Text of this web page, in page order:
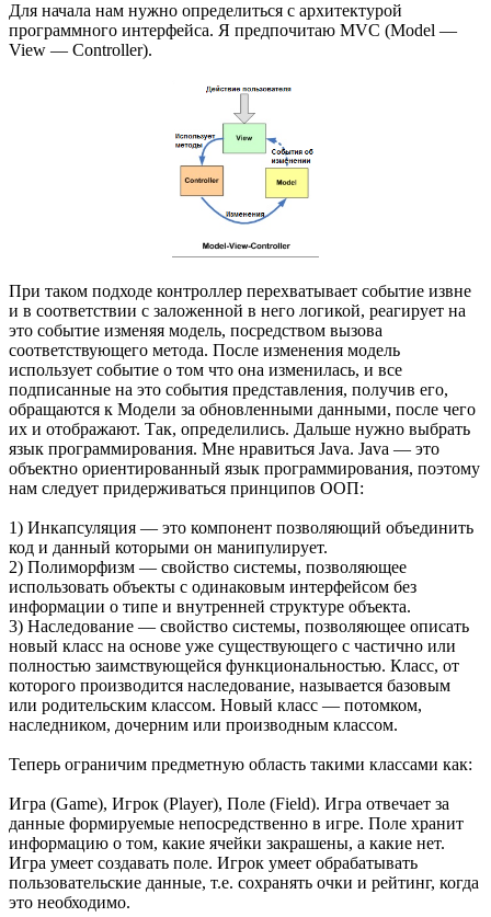
Для начала нам нужно определиться с архитектурой
программного интерфейса. Я предпочитаю MVC (Model —
View — Controller).
При таком подходе контроллер перехватывает событие извне
и в соответствии с заложенной в него логикой, реагирует на
это событие изменяя модель, посредством вызова
соответствующего метода. После изменения модель
использует событие о том что она изменилась, и все
подписанные на это события представления, получив его,
обращаются к Модели за обновленными данными, после чего
их и отображают. Так, определились. Дальше нужно выбрать
язык программирования. Мне нравиться Java. Java — это
объектно ориентированный язык программирования, поэтому
нам следует придерживаться принципов ООП:
1) Инкапсуляция — это компонент позволяющий объединить
код и данный которыми он манипулирует.
2) Полиморфизм — свойство системы, позволяющее
использовать объекты с одинаковым интерфейсом без
информации о типе и внутренней структуре объекта.
3) Наследование — свойство системы, позволяющее описать
новый класс на основе уже существующего с частично или
полностью заимствующейся функциональностью. Класс, от
которого производится наследование, называется базовым
или родительским классом. Новый класс — потомком,
наследником, дочерним или производным классом.
Теперь ограничим предметную область такими классами как:
Игра (Game), Игрок (Player), Поле (Field). Игра отвечает за
данные формируемые непосредственно в игре. Поле хранит
информацию о том, какие ячейки закрашены, а какие нет.
Игра умеет создавать поле. Игрок умеет обрабатывать
пользовательские данные, т.е. сохранять очки и рейтинг, когда
это необходимо.